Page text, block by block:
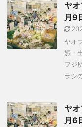
ヤ
月9
ヤオ
娠・
フジ
ラシ
ヤ
月6